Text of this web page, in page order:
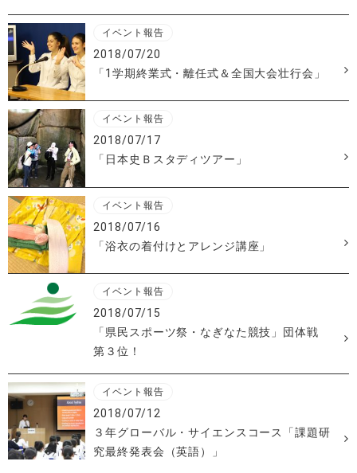
イベント報告
2018/07/20
「1学期終業式・離任式＆全国大会壮行会」
イベント報告
2018/07/17
「日本史Ｂスタディツアー」
イベント報告
2018/07/16
「浴衣の着付けとアレンジ講座」
イベント報告
2018/07/15
「県民スポーツ祭・なぎなた競技」団体戦
第３位！
イベント報告
2018/07/12
３年グローバル・サイエンスコース「課題研
究最終発表会（英語）」